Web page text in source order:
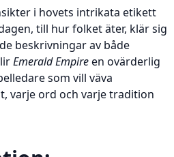
i hovets intrikata etikett
till hur folket äter, klär sig
beskrivningar av både
Emerald Empireen ovärderlig
som vill väva
varje ord och varje tradition